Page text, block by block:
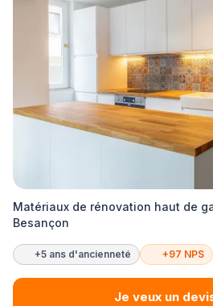
Matériaux de rénovation haut de
Besançon
+5 ans d'ancienneté +97 NPS
Je veux un